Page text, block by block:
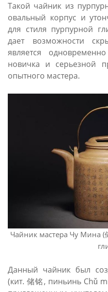
Такой чайник из
овальный корпус и
для стиля пурпурной
дает возможности
является
новичка и серьезной
опытного мастера.
Чайник мастера Чу Мина (
Данный чайник был
(кит. 储铭, пиньинь Chǔ